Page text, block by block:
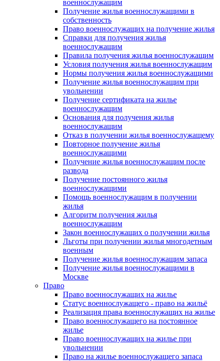
военнослужащим
Получение жилья военнослужащими в
собственность
Право военнослужащих на получение жилья
Справки для получения жилья
военнослужащим
Правила получения жилья военнослужащим
Условия получения жилья военнослужащим
Нормы получения жилья военнослужащими
Получение жилья военнослужащим при
увольнении
Получение сертификата на жилье
военнослужащим
Основания для получения жилья
военнослужащим
Отказ в получении жилья военнослужащему
Повторное получение жилья
военнослужащими
Получение жилья военнослужащим после
развода
Получение постоянного жилья
военнослужащими
Помощь военнослужащим в получении
жилья
Алгоритм получения жилья
военнослужащим
Закон военнослужащих о получении жилья
Льготы при получении жилья многодетным
военным
Получение жилья военнослужащим запаса
Получение жилья военнослужащими в
Москве
Право
Право военнослужащих на жилье
Статус военнослужащего - право на жильё
Реализация права военнослужащих на жилье
Право военнослужащего на постоянное
жилье
Право военнослужащих на жилье при
увольнении
Право на жилье военнослужащего запаса